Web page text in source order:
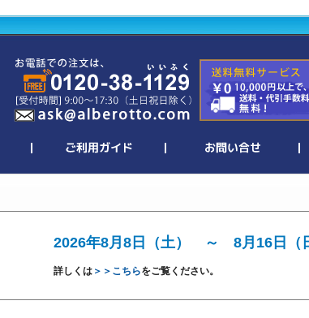
2026年8月8日（土） ～ 8月16日（
詳しくは＞＞こちらをご覧ください。